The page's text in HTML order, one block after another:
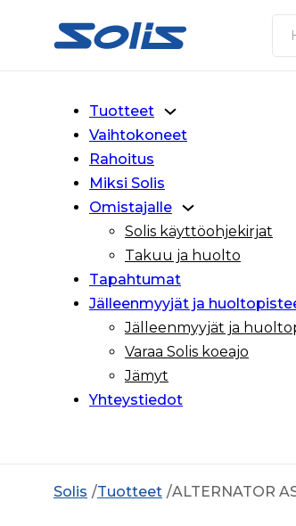
Siirry pääsisältöön
Siirry alatunnisteeseen
Tuotteet
Vaihtokoneet
Rahoitus
Miksi Solis
Omistajalle
Solis käyttöohjekirjat
Takuu ja huolto
Tapahtumat
Jälleenmyyjät ja
Jälleenmyyjät ja
Varaa Solis koeajo
Jämyt
Yhteystiedot
Solis Tuotteet ALTERNATOR